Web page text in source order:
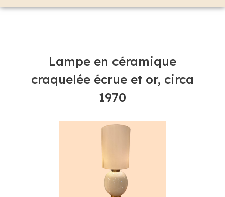
Lampe en céramique
craquelée écrue et or, circa
1970